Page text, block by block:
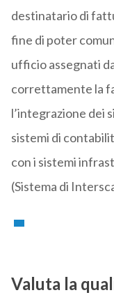
destinatario di
fine di poter
ufficio assegnati
correttamente la
l’integrazione dei
sistemi di
con i sistemi
(Sistema di
Valuta la